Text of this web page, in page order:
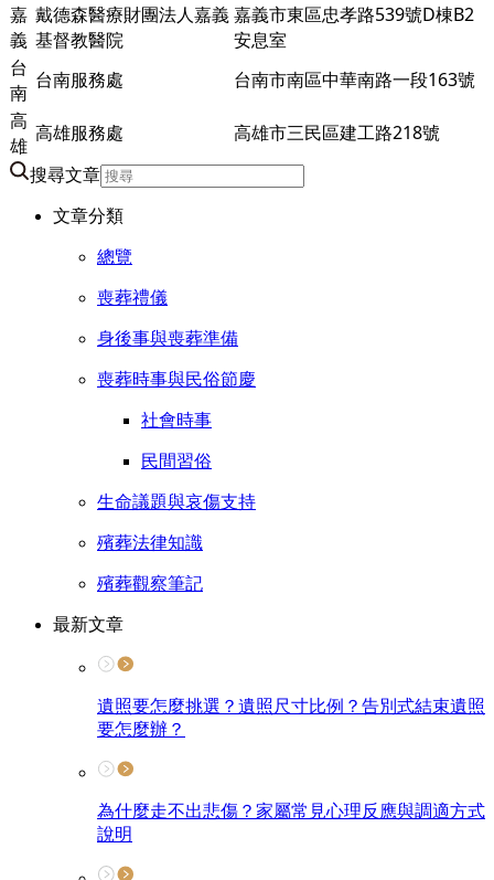
嘉
義
戴德森醫療財團法人嘉義
基督教醫院
嘉義市東區忠孝路539號D棟B2
安息室
台
南
台南服務處
台南市南區中華南路一段163號
高
雄
高雄服務處 高雄市三民區建工路218號
搜尋文章
文章分類
總覽
喪葬禮儀
身後事與喪葬準備
喪葬時事與民俗節慶
社會時事
民間習俗
生命議題與哀傷支持
殯葬法律知識
殯葬觀察筆記
最新文章
遺照要怎麼挑選？遺照尺寸比例？告別式結束遺照
要怎麼辦？
為什麼走不出悲傷？家屬常見心理反應與調適方式
說明